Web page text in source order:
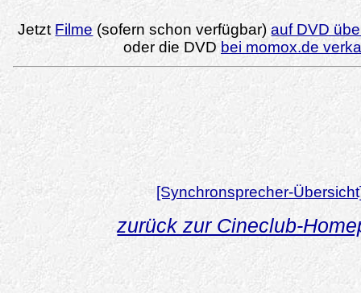
Jetzt Filme (sofern schon verfügbar)auf DVD
oder die DVD bei momox.de
[Synchronsprecher-
zurück zur Cineclub-